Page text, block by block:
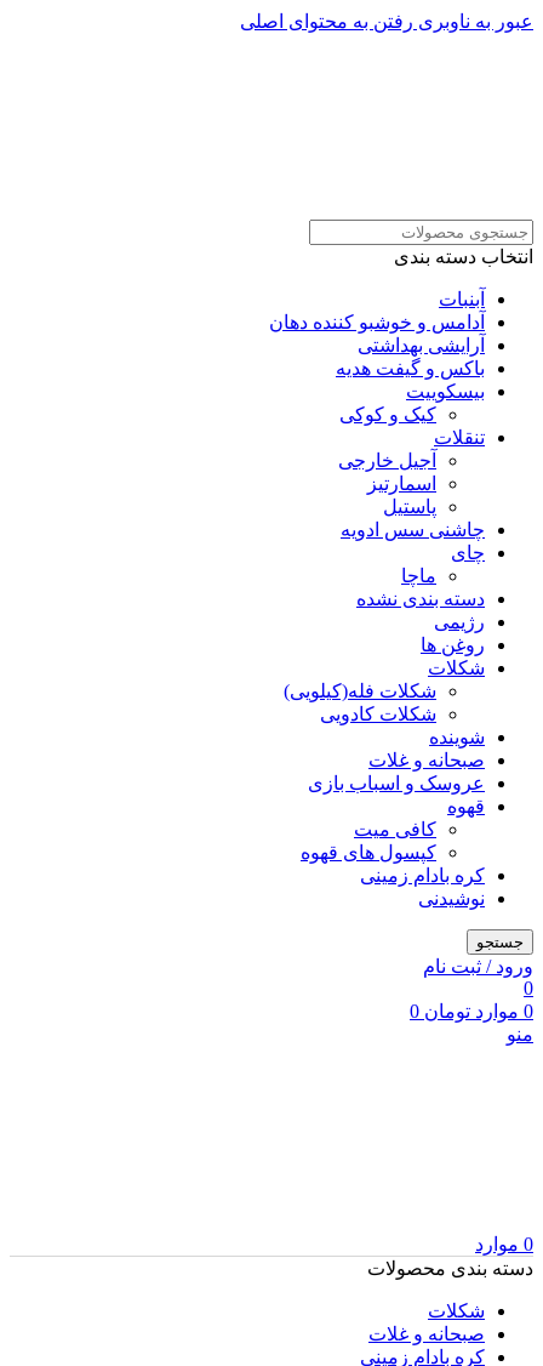
عبور به ناوبری رفتن به محتوای اصلی
انتخاب دسته بندی
آبنبات
آدامس و خوشبو کننده دهان
آرایشی بهداشتی
باکس و گیفت هدیه
بیسکوییت
کیک و کوکی
تنقلات
آجیل خارجی
اسمارتیز
پاستیل
چاشنی سس ادویه
چای
ماچا
دسته بندی نشده
رژیمی
روغن ها
شکلات
شکلات فله(کیلویی)
شکلات کادویی
شوینده
صبحانه و غلات
عروسک و اسباب بازی
قهوه
کافی میت
کپسول های قهوه
کره بادام زمینی
نوشیدنی
جستجو
ورود / ثبت نام
0
0 موارد تومان
منو
0 موارد
دسته بندی محصولات
شکلات
صبحانه و غلات
کره بادام زمینی